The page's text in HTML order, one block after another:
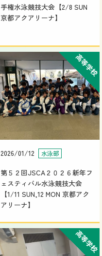
手権水泳競技大会【2/8 SUN
京都アクアリーナ】
高等学校
2026/01/12 水泳部
第５２回JSCA２０２６新年フ
ェスティバル水泳競技大会
【1/11 SUN,12 MON 京都アク
アリーナ】
高等学校